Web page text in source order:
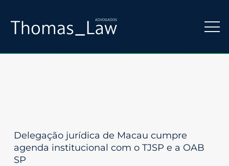
Delegação jurídica de Macau cumpre
agenda institucional com o TJSP e a OAB
SP